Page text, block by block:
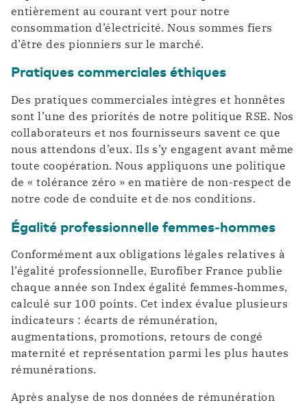
entièrement au courant vert pour notre
consommation d’électricité. Nous sommes fiers
d’être des pionniers sur le marché.
Pratiques commerciales éthiques
Des pratiques commerciales intègres et honnêtes
sont l’une des priorités de notre politique RSE. Nos
collaborateurs et nos fournisseurs savent ce que
nous attendons d’eux. Ils s’y engagent avant même
toute coopération. Nous appliquons une politique
de « tolérance zéro » en matière de non-respect de
notre code de conduite et de nos conditions.
Égalité professionnelle femmes‑hommes
Conformément aux obligations légales relatives à
l’égalité professionnelle, Eurofiber France publie
chaque année son Index égalité femmes‑hommes,
calculé sur 100 points. Cet index évalue plusieurs
indicateurs : écarts de rémunération,
augmentations, promotions, retours de congé
maternité et représentation parmi les plus hautes
rémunérations.
Après analyse de nos données de rémunération